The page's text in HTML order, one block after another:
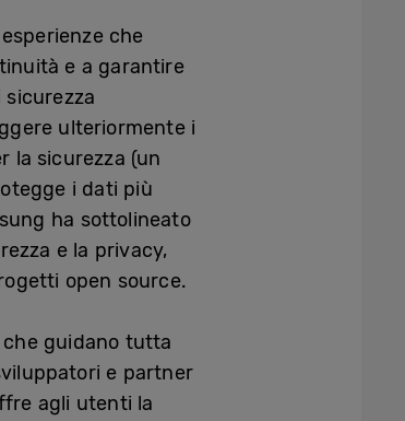
che
e a garantire
ulteriormente i
la sicurezza (un
i dati più
ha sottolineato
e la privacy,
open source.
che guidano tutta
e partner
agli utenti la